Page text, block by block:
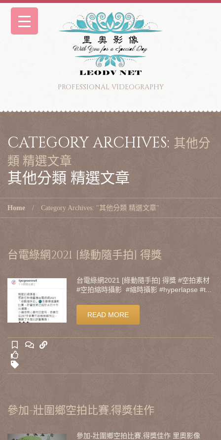
PROFESSIONAL VIDEOGRAPHY
CATEGORY ARCHIVES: 其他分
類 精選文章
其他分類 精選文章
Home Category Archives: "其他分類 精選文章"
台電綠網2021 [綠動隨手拍] 得獎
台電綠網2021 [綠動隨手拍] 得獎 #空拍素材
#空拍縮時攝影 #縮時攝影 #hyperlapse #t...
READ MORE
參加-壯圍鄉空拍比賽,得獎佳作
參加-壯圍鄉空拍比賽,得獎佳作 里奧影像